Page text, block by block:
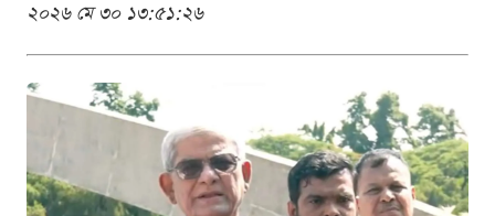
২০২৬ মে ৩০ ১৩:৫১:২৬